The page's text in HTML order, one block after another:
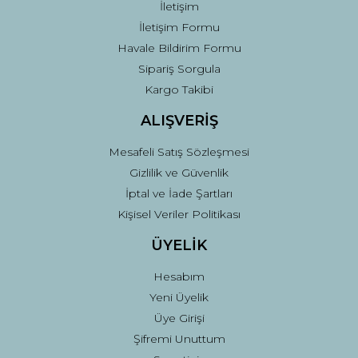
Gönder
İletişim
İletişim Formu
Havale Bildirim Formu
Sipariş Sorgula
Kargo Takibi
ALIŞVERİŞ
Mesafeli Satış Sözleşmesi
Gizlilik ve Güvenlik
İptal ve İade Şartları
Kişisel Veriler Politikası
ÜYELİK
Hesabım
Yeni Üyelik
Üye Girişi
Şifremi Unuttum